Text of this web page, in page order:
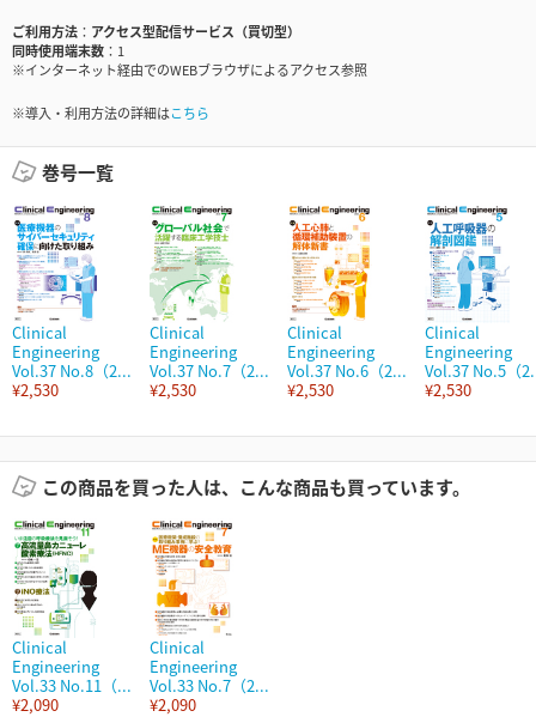
ご利用方法
アクセス型配信サービス（買切型）
同時使用端末数
1
※インターネット経由でのWEBブラウザによるアクセス参照
※導入・利用方法の詳細はこちら
巻号一覧
Clinical
Engineering
Vol.37 No.8（2...
¥2,530
Clinical
Engineering
Vol.37 No.7（2...
¥2,530
Clinical
Engineering
Vol.37 No.6（2...
¥2,530
Clinical
Engineering
Vol.37 No.5（
¥2,530
この商品を買った人は、こんな商品も買っています。
Clinical
Engineering
Vol.33 No.11（...
¥2,090
Clinical
Engineering
Vol.33 No.7（2...
¥2,090